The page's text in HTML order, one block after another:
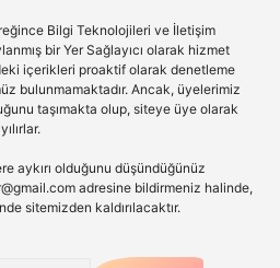
Bilgi Teknolojileri ve İletişim
bir Yer Sağlayıcı olarak hizmet
içerikleri proaktif olarak denetleme
bulunmamaktadır. Ancak, üyelerimiz
taşımakta olup, siteye üye olarak
aykırı olduğunu düşündüğünüz
adresine bildirmeniz halinde,
sitemizden kaldırılacaktır.